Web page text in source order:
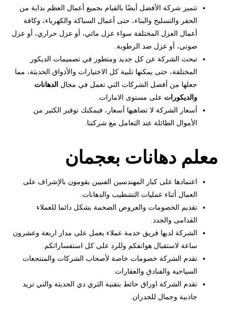
تتميز شركة الأفضل أيضًا بالقيام بجميع أعمال العظم بداية من
الحفر والتسليح والبناء، حتى أعمال السباكة والكهرباء، وكافة
أعمال العزل المختلفة سواء عزل مائي، أو عزل حراري، أو عزل
صوتي، أو عزل ضد الرطوبة.
تبحث الشركة عن كل جديد ومتطور في تصميمات الديكور
المختلفة، حتى يمكنها تلبية كل الاختيارات والأذواق الحديثة، مما
جعلها من أفضل الشركات التي تعمل في مجال الدهانات
والديكورات على مستوى الامارات.
أسعار الشركة لا تضاهيها أسعار، فيمكنك توفير الكثير من
الأموال الطائلة عند التعامل مع شركتنا.
معلم دهانات بعجمان
اعتمادها على كبار المهندسين الفنيين يقومون بالإشراف على
العمال أثناء عمليات التشطيب والدهانات.
تقديم الخصومات والعروض الضخمة بشكل دائما للعملاء
القدامى والجدد.
الشركة لديها فريق خدمة عملاء يعمل على مدار اربعة وعشرون
ساعة لاستقبال هواتفكم وللرد على كل استفساراتكم.
تقدم الشركة خصومات خاصة لأصحاب الشركات والمنتجعات
السياحية والفنادق والعقارات.
تقدم الشركة اوراق حائط بتقنية الثري دي الحديثة والتي تزيد
جاذبية وجمال للجدران.